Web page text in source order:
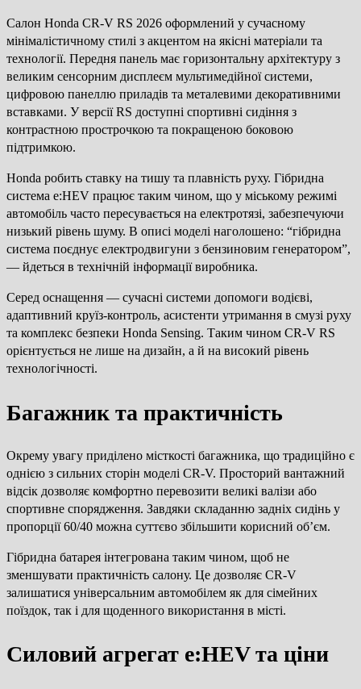
Салон Honda CR-V RS 2026 оформлений у сучасному
мінімалістичному стилі з акцентом на якісні матеріали та
технології. Передня панель має горизонтальну архітектуру з
великим сенсорним дисплеєм мультимедійної системи,
цифровою панеллю приладів та металевими декоративними
вставками. У версії RS доступні спортивні сидіння з
контрастною прострочкою та покращеною боковою
підтримкою.
Honda робить ставку на тишу та плавність руху. Гібридна
система e:HEV працює таким чином, що у міському режимі
автомобіль часто пересувається на електротязі, забезпечуючи
низький рівень шуму. В описі моделі наголошено: “гібридна
система поєднує електродвигуни з бензиновим генератором”,
— йдеться в технічній інформації виробника.
Серед оснащення — сучасні системи допомоги водієві,
адаптивний круїз-контроль, асистенти утримання в смузі руху
та комплекс безпеки Honda Sensing. Таким чином CR-V RS
орієнтується не лише на дизайн, а й на високий рівень
технологічності.
Багажник та практичність
Окрему увагу приділено місткості багажника, що традиційно є
однією з сильних сторін моделі CR-V. Просторий вантажний
відсік дозволяє комфортно перевозити великі валізи або
спортивне спорядження. Завдяки складанню задніх сидінь у
пропорції 60/40 можна суттєво збільшити корисний об’єм.
Гібридна батарея інтегрована таким чином, щоб не
зменшувати практичність салону. Це дозволяє CR-V
залишатися універсальним автомобілем як для сімейних
поїздок, так і для щоденного використання в місті.
Силовий агрегат e:HEV та ціни